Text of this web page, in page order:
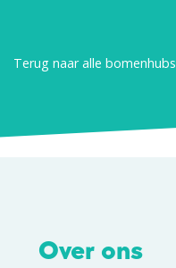
Terug naar alle bomenhubs
Over ons